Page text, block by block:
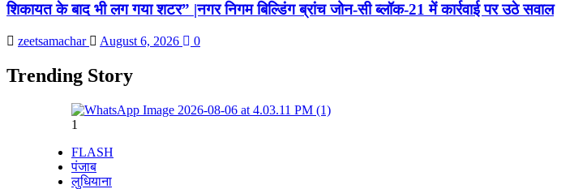
शिकायत के बाद भी लग गया शटर” |नगर निगम बिल्डिंग ब्रांच जोन-सी ब्लॉक-21 में कार्रवाई पर उठे सवाल
zeetsamachar August 6, 2026 0
Trending Story
1
FLASH
पंजाब
लुधियाना